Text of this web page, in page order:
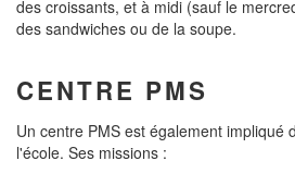
des croissants, et à midi (sauf le
des sandwiches ou de la soupe.
CENTRE PMS
Un centre PMS est également impliqué
l'école. Ses missions :